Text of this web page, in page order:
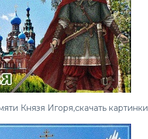
Князя Игоря,скачать картинки